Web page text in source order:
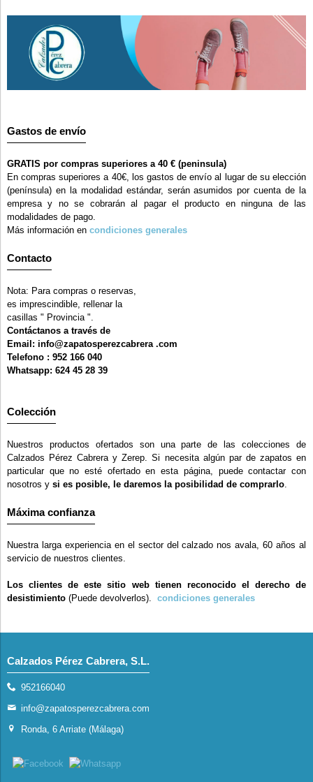
Gastos de envío
GRATIS por compras superiores a 40 € (peninsula)
En compras superiores a 40€, los gastos de envío al lugar de su elección
(península) en la modalidad estándar, serán asumidos por cuenta de la
empresa y no se cobrarán al pagar el producto en ninguna de las
modalidades de pago.
Más información en condiciones generales
Contacto
Nota: Para compras o reservas,
es imprescindible, rellenar la
casillas " Provincia ".
Contáctanos a través de
Email: info@zapatosperezcabrera .com
Telefono : 952 166 040
Whatsapp: 624 45 28 39
Colección
Nuestros productos ofertados son una parte de las colecciones de
Calzados Pérez Cabrera y Zerep. Si necesita algún par de zapatos en
particular que no esté ofertado en esta página, puede contactar con
nosotros y si es posible, le daremos la posibilidad de comprarlo.
Máxima confianza
Nuestra larga experiencia en el sector del calzado nos avala, 60 años al
servicio de nuestros clientes.
Los clientes de este sitio web tienen reconocido el derecho de
desistimiento (Puede devolverlos). condiciones generales
Calzados Pérez Cabrera, S.L.
952166040
info@zapatosperezcabrera.com
Ronda, 6 Arriate (Málaga)